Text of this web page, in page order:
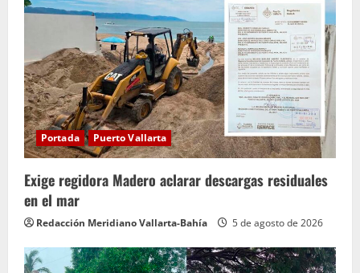
Portada Puerto Vallarta
Exige regidora Madero aclarar descargas residuales
en el mar
Redacción Meridiano Vallarta-Bahía 5 de agosto de 2026